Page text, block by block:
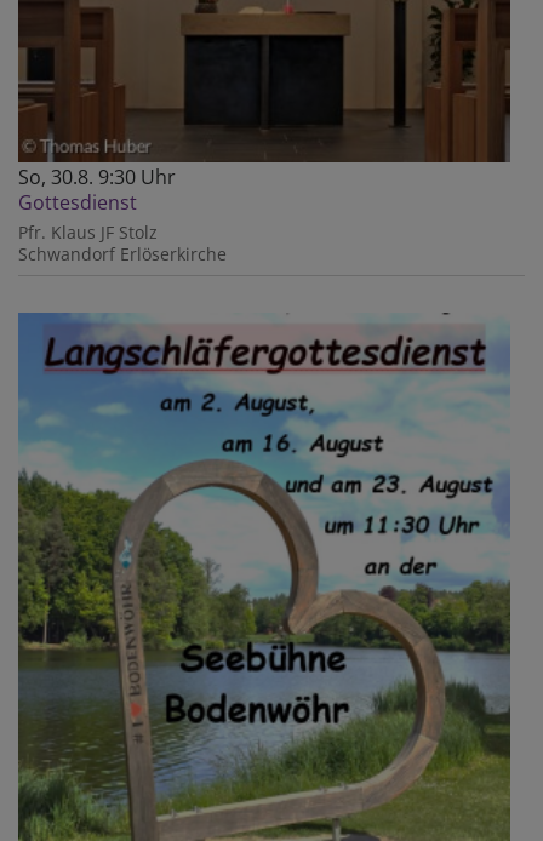
So, 30.8. 9:30 Uhr
Gottesdienst
Pfr. Klaus JF Stolz
Schwandorf Erlöserkirche